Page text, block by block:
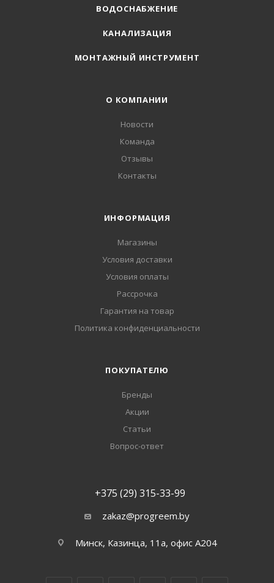
ВОДОСНАБЖЕНИЕ
КАНАЛИЗАЦИЯ
МОНТАЖНЫЙ ИНСТРУМЕНТ
О КОМПАНИИ
Новости
Команда
Отзывы
Контакты
ИНФОРМАЦИЯ
Магазины
Условия доставки
Условия оплаты
Рассрочка
Гарантия на товар
Политика конфиденциальности
ПОКУПАТЕЛЮ
Бренды
Акции
Статьи
Вопрос-ответ
+375 (29) 315-33-99
zakaz@progreem.by
Минск, Казинца, 11а, офис А204